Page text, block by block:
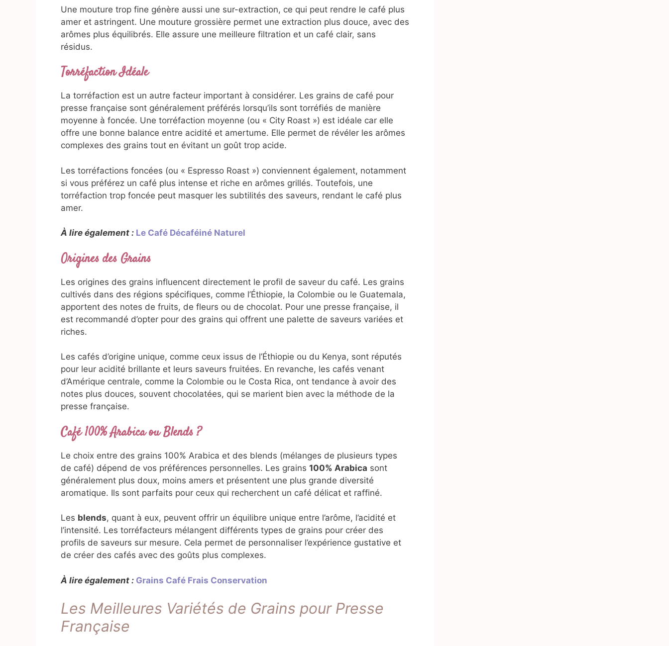
Une mouture trop fine génère aussi une sur-extraction, ce qui peut rendre le café plus
amer et astringent. Une mouture grossière permet une extraction plus douce, avec des
arômes plus équilibrés. Elle assure une meilleure filtration et un café clair, sans
résidus.
Torréfaction Idéale
La torréfaction est un autre facteur important à considérer. Les grains de café pour
presse française sont généralement préférés lorsqu’ils sont torréfiés de manière
moyenne à foncée. Une torréfaction moyenne (ou « City Roast ») est idéale car elle
offre une bonne balance entre acidité et amertume. Elle permet de révéler les arômes
complexes des grains tout en évitant un goût trop acide.
Les torréfactions foncées (ou « Espresso Roast ») conviennent également, notamment
si vous préférez un café plus intense et riche en arômes grillés. Toutefois, une
torréfaction trop foncée peut masquer les subtilités des saveurs, rendant le café plus
amer.
À lire également : Le Café Décaféiné Naturel
Origines des Grains
Les origines des grains influencent directement le profil de saveur du café. Les grains
cultivés dans des régions spécifiques, comme l’Éthiopie, la Colombie ou le Guatemala,
apportent des notes de fruits, de fleurs ou de chocolat. Pour une presse française, il
est recommandé d’opter pour des grains qui offrent une palette de saveurs variées et
riches.
Les cafés d’origine unique, comme ceux issus de l’Éthiopie ou du Kenya, sont réputés
pour leur acidité brillante et leurs saveurs fruitées. En revanche, les cafés venant
d’Amérique centrale, comme la Colombie ou le Costa Rica, ont tendance à avoir des
notes plus douces, souvent chocolatées, qui se marient bien avec la méthode de la
presse française.
Café 100% Arabica ou Blends ?
Le choix entre des grains 100% Arabica et des blends (mélanges de plusieurs types
de café) dépend de vos préférences personnelles. Les grains 100% Arabica sont
généralement plus doux, moins amers et présentent une plus grande diversité
aromatique. Ils sont parfaits pour ceux qui recherchent un café délicat et raffiné.
Les blends, quant à eux, peuvent offrir un équilibre unique entre l’arôme, l’acidité et
l’intensité. Les torréfacteurs mélangent différents types de grains pour créer des
profils de saveurs sur mesure. Cela permet de personnaliser l’expérience gustative et
de créer des cafés avec des goûts plus complexes.
À lire également : Grains Café Frais Conservation
Les Meilleures Variétés de Grains pour Presse
Française